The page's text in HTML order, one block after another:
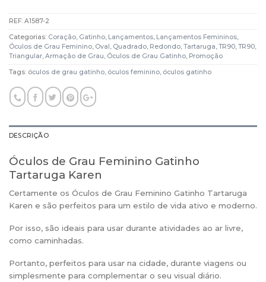
REF: A1587-2
Categorias: Coração, Gatinho, Lançamentos, Lançamentos Femininos,
Óculos de Grau Feminino, Oval , Quadrado, Redondo,Tartaruga,TR90,TR90,
Triangular,Armação de Grau, Óculos de Grau Gatinho, Promoção
Tags: óculos de grau gatinho, óculos feminino, óculos gatinho
DESCRIÇÃO
Óculos de Grau Feminino Gatinho
Tartaruga Karen
Certamente os Óculos de Grau Feminino Gatinho Tartaruga
Karen e são perfeitos para um estilo de vida ativo e moderno.
Por isso, são ideais para usar durante atividades ao ar livre,
como caminhadas.
Portanto, perfeitos para usar na cidade, durante viagens ou
simplesmente para complementar o seu visual diário.